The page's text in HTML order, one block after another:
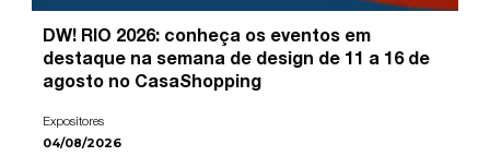
DW! RIO 2026: conheça os eventos em
destaque na semana de design de 11 a 16 de
agosto no CasaShopping
Expositores
04/08/2026